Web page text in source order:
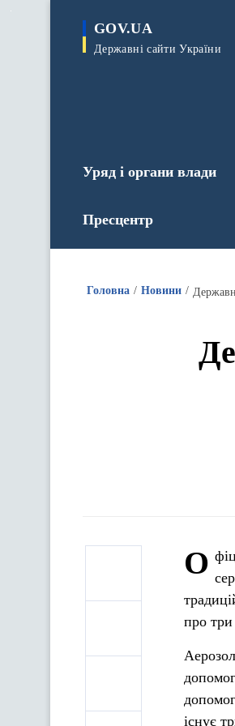
GOV.UA
Державні сайти України
Уряд і органи влади
Пресцентр
Головна Новини
О
про три
існує